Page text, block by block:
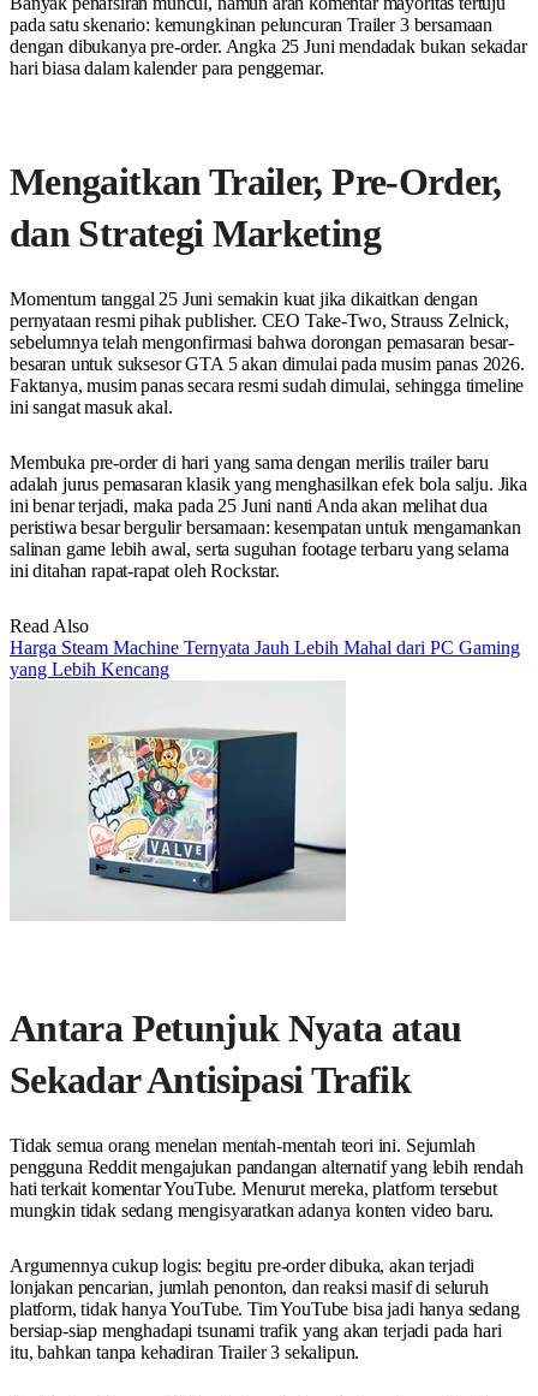
pada satu skenario: kemungkinan peluncuran Trailer 3 bersamaan
dengan dibukanya pre-order. Angka 25 Juni mendadak bukan sekadar
hari biasa dalam kalender para penggemar.
Mengaitkan Trailer, Pre-Order,
dan Strategi Marketing
Momentum tanggal 25 Juni semakin kuat jika dikaitkan dengan
pernyataan resmi pihak publisher. CEO Take-Two, Strauss Zelnick,
sebelumnya telah mengonfirmasi bahwa dorongan pemasaran besar-
besaran untuk suksesor GTA 5 akan dimulai pada musim panas 2026.
Faktanya, musim panas secara resmi sudah dimulai, sehingga timeline
ini sangat masuk akal.
Membuka pre-order di hari yang sama dengan merilis trailer baru
adalah jurus pemasaran klasik yang menghasilkan efek bola salju. Jika
ini benar terjadi, maka pada 25 Juni nanti Anda akan melihat dua
peristiwa besar bergulir bersamaan: kesempatan untuk mengamankan
salinan game lebih awal, serta suguhan footage terbaru yang selama
ini ditahan rapat-rapat oleh Rockstar.
Read Also
Harga Steam Machine Ternyata Jauh Lebih Mahal dari PC Gaming
yang Lebih Kencang
Antara Petunjuk Nyata atau
Sekadar Antisipasi Trafik
Tidak semua orang menelan mentah-mentah teori ini. Sejumlah
pengguna Reddit mengajukan pandangan alternatif yang lebih rendah
hati terkait komentar YouTube. Menurut mereka, platform tersebut
mungkin tidak sedang mengisyaratkan adanya konten video baru.
Argumennya cukup logis: begitu pre-order dibuka, akan terjadi
lonjakan pencarian, jumlah penonton, dan reaksi masif di seluruh
platform, tidak hanya YouTube. Tim YouTube bisa jadi hanya sedang
bersiap-siap menghadapi tsunami trafik yang akan terjadi pada hari
itu, bahkan tanpa kehadiran Trailer 3 sekalipun.